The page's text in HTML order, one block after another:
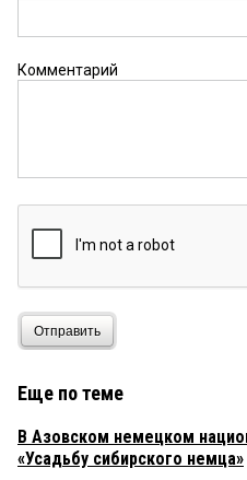
Комментарий
Отправить
Еще по теме
В Азовском немецком
«Усадьбу сибирского немца»